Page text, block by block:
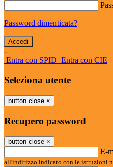
Password dimenticata?
-
Entra con SPID Entra con CIE
Seleziona utente
button close ×
Recupero password
button close ×
E-
all'indirizzo indicato con le istruzioni